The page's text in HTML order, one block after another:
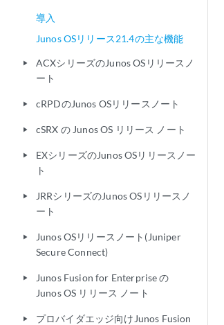
導入
Junos OSリリース21.4の主な機能
play_arrow
ACXシリーズのJunos OSリリースノ
ート
play_arrow cRPDのJunos OSリリースノート
play_arrow cSRX の Junos OS リリース ノート
play_arrow
EXシリーズのJunos OSリリースノー
ト
play_arrow
JRRシリーズのJunos OSリリースノ
ート
play_arrow
Junos OSリリースノート(Juniper
Secure Connect)
play_arrow
Junos Fusion for Enterprise の
Junos OS リリース ノート
play_arrow
プロバイダエッジ向けJunos Fusion